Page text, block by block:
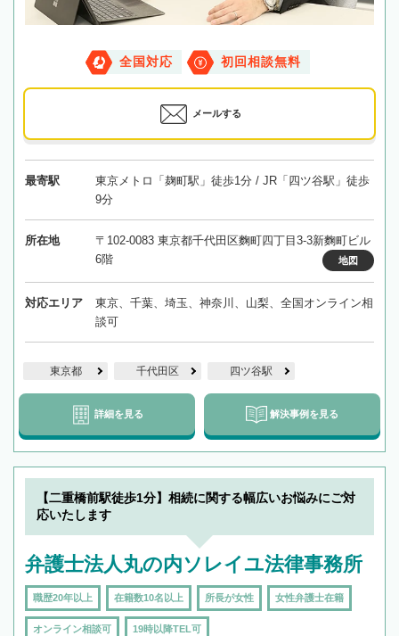
全国対応 初回相談無料
メールする
最寄駅
東京メトロ「麹町駅」徒歩1分 / JR「四ツ谷駅」徒歩
9分
所在地
〒102-0083 東京都千代田区麴町四丁目3-3新麴町ビル
6階
地図
対応エリア
東京、千葉、埼玉、神奈川、山梨、全国オンライン相
談可
東京都 千代田区 四ツ谷駅
詳細を見る 解決事例を見る
【二重橋前駅徒歩1分】相続に関する幅広いお悩みにご対
応いたします
弁護士法人丸の内ソレイユ法律事務所
職歴20年以上 在籍数10名以上 所長が女性 女性弁護士在籍
オンライン相談可 19時以降TEL可